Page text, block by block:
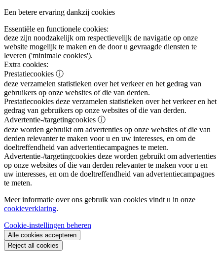
Een betere ervaring dankzij cookies
Essentiële en functionele cookies:
deze zijn noodzakelijk om respectievelijk de navigatie op onze
website mogelijk te maken en de door u gevraagde diensten te
leveren ('minimale cookies').
Extra cookies:
Prestatiecookies ⓘ
deze verzamelen statistieken over het verkeer en het gedrag van
gebruikers op onze websites of die van derden.
Prestatiecookies deze verzamelen statistieken over het verkeer en het
gedrag van gebruikers op onze websites of die van derden.
Advertentie-/targetingcookies ⓘ
deze worden gebruikt om advertenties op onze websites of die van
derden relevanter te maken voor u en uw interesses, en om de
doeltreffendheid van advertentiecampagnes te meten.
Advertentie-/targetingcookies deze worden gebruikt om advertenties
op onze websites of die van derden relevanter te maken voor u en
uw interesses, en om de doeltreffendheid van advertentiecampagnes
te meten.
Meer informatie over ons gebruik van cookies vindt u in onze
cookieverklaring.
Cookie-instellingen beheren
Alle cookies accepteren
Reject all cookies